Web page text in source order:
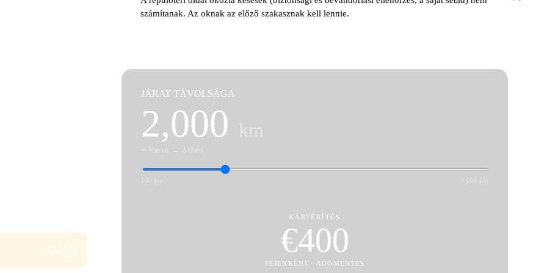
számítanak. Az oknak az előző szakasznak kell lennie.
€400
JÁRAT TÁVOLSÁGA
2,000
≈ Varsó → Athén
KÁRTÉRÍTÉS
€400
FEJENKÉNT · ADÓMENTES